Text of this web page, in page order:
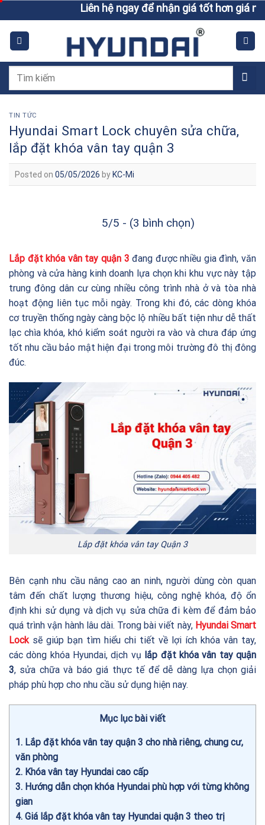
to
content
Liên hệ ngay để nhận giá tốt hơn giá niêm yết
Tìm
TIN TỨC
Hyundai Smart Lock chuyên sửa chữa,
lắp đặt khóa vân tay quận 3
Posted on 05/05/2026 by KC-Mi
5/5 - (3 bình chọn)
Lắp đặt khóa vân tay quận 3 đang được nhiều gia đình, văn
phòng và cửa hàng kinh doanh lựa chọn khi khu vực này tập
trung đông dân cư cùng nhiều công trình nhà ở và tòa nhà
hoạt động liên tục mỗi ngày. Trong khi đó, các dòng khóa
cơ truyền thống ngày càng bộc lộ nhiều bất tiện như dễ thất
lạc chìa khóa, khó kiểm soát người ra vào và chưa đáp ứng
tốt nhu cầu bảo mật hiện đại trong môi trường đô thị đông
đúc.
Lắp đặt khóa vân tay Quận 3
Bên cạnh nhu cầu nâng cao an ninh, người dùng còn quan
tâm đến chất lượng thương hiệu, công nghệ khóa, độ ổn
định khi sử dụng và dịch vụ sửa chữa đi kèm để đảm bảo
quá trình vận hành lâu dài. Trong bài viết này, Hyundai Smart
Locksẽ giúp bạn tìm hiểu chi tiết về lợi ích khóa vân tay,
các dòng khóa Hyundai, dịch vụ lắp đặt khóa vân tay quận
3, sửa chữa và báo giá thực tế để dễ dàng lựa chọn giải
pháp phù hợp cho nhu cầu sử dụng hiện nay.
Mục lục bài viết
1
Lắp đặt khóa vân tay quận 3 cho nhà riêng, chung cư,
văn phòng
2 Khóa vân tay Hyundai cao cấp
3 Hướng dẫn chọn khóa Hyundai phù hợp với từng không
gian
4 Giá lắp đặt khóa vân tay Hyundai quận 3 theo trị